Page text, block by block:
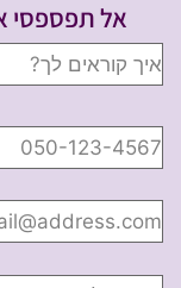
אל תפספסי